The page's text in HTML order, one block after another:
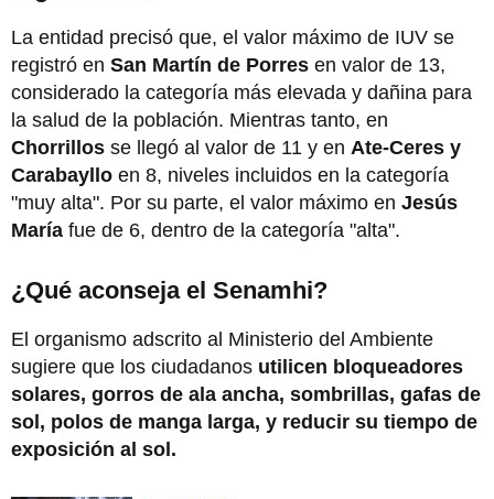
La entidad precisó que, el valor máximo de IUV se
registró en San Martín de Porres en valor de 13,
considerado la categoría más elevada y dañina para
la salud de la población. Mientras tanto, en
Chorrillos se llegó al valor de 11 y en Ate-Ceres y
Carabayllo en 8, niveles incluidos en la categoría
"muy alta". Por su parte, el valor máximo en Jesús
María fue de 6, dentro de la categoría "alta".
¿Qué aconseja el Senamhi?
El organismo adscrito al Ministerio del Ambiente
sugiere que los ciudadanos utilicen bloqueadores
solares, gorros de ala ancha, sombrillas, gafas de
sol, polos de manga larga, y reducir su tiempo de
exposición al sol.